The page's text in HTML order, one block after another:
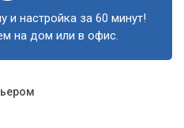
гарантирует
решению вашей проблемы.
для вас время для
работ.
настройка за 60 минут!
на дом или в офис.